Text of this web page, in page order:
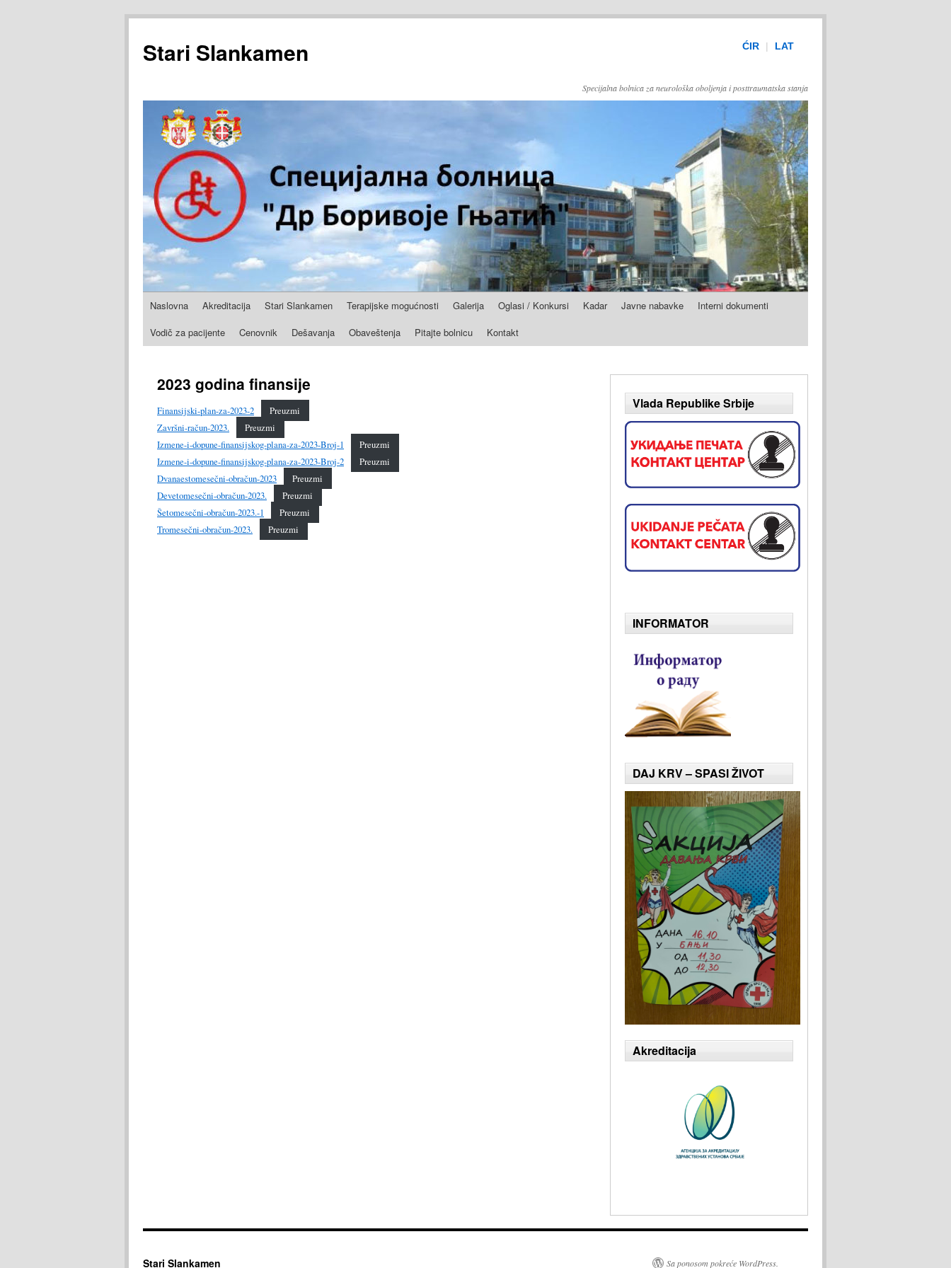
Stari Slankamen ĆIR | LAT
Specijalna bolnica za neurološka oboljenja i posttraumatska stanja
Skoči
na
Naslovna Akreditacija Stari Slankamen Terapijske mogućnosti Galerija Oglasi / Konkursi Kadar Javne nabavke
Interni dokumenti
Vodič za pacijente
Cenovnik Dešavanja Obaveštenja Pitajte bolnicu Kontakt
2023 godina finansije
Finansijski-plan-za-2023-2
Preuzmi
Završni-račun-2023.
Preuzmi
Izmene-i-dopune-finansijskog-plana-za-2023-Broj-1
Preuzmi
Izmene-i-dopune-finansijskog-plana-za-2023-Broj-2
Preuzmi
Dvanaestomesečni-obračun-2023
Preuzmi
Devetomesečni-obračun-2023.
Preuzmi
Šetomesečni-obračun-2023.-1
Preuzmi
Tromesečni-obračun-2023.
Preuzmi
Vlada Republike Srbije
INFORMATOR
DAJ KRV – SPASI ŽIVOT
Akreditacija
Stari Slankamen Sa ponosom pokreće WordPress.